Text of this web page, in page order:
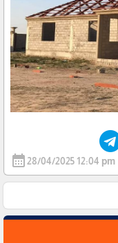
calendar_month28/04/2025 12:04 pm